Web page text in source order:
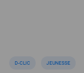
D-CLIC JEUNESSE